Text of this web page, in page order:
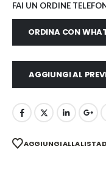
FAI UN ORDINE
ORDINA CON
AGGIUNGI AL
AGGIUNGI ALLA LISTA